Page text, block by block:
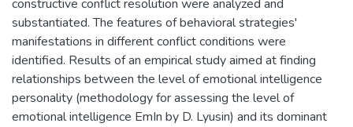
constructive conflict resolution were analyzed and
substantiated. The features of behavioral strategies'
manifestations in different conflict conditions were
identified. Results of an empirical study aimed at finding
relationships between the level of emotional intelligence
personality (methodology for assessing the level of
emotional intelligence EmIn by D. Lyusin) and its dominant